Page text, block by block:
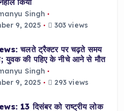
Singh
9, 2025
303 views
चलते ट्रैक्टर पर चढ़ते समय
युवक की पहिए के नीचे आने से मौत
Singh
9, 2025
293 views
13 दिसंबर को राष्ट्रीय लोक